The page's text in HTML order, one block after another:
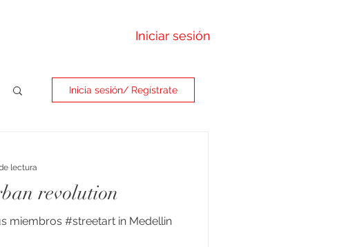
Iniciar sesión
Inicia sesión/ Regístrate
revolution
miembros #streetart in Medellin
lectura